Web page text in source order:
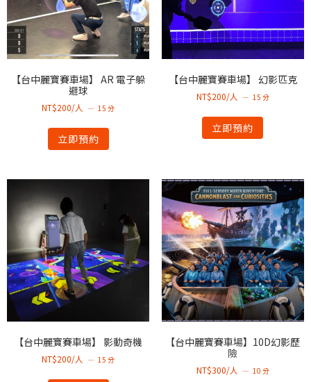
【台中麗寶賽車場】 AR 電子躲
避球
NT$200/人 15 分
立即預約
【台中麗寶賽車場】 幻影匹克
NT$200/人 15 分
立即預約
【台中麗寶賽車場】 影動奇機
NT$200/人 15 分
【台中麗寶賽車場】10D幻影歷
險
NT$300/人 10 分